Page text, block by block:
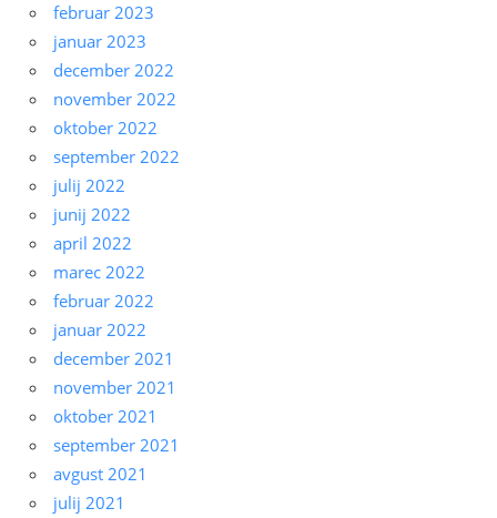
februar 2023
januar 2023
december 2022
november 2022
oktober 2022
september 2022
julij 2022
junij 2022
april 2022
marec 2022
februar 2022
januar 2022
december 2021
november 2021
oktober 2021
september 2021
avgust 2021
julij 2021